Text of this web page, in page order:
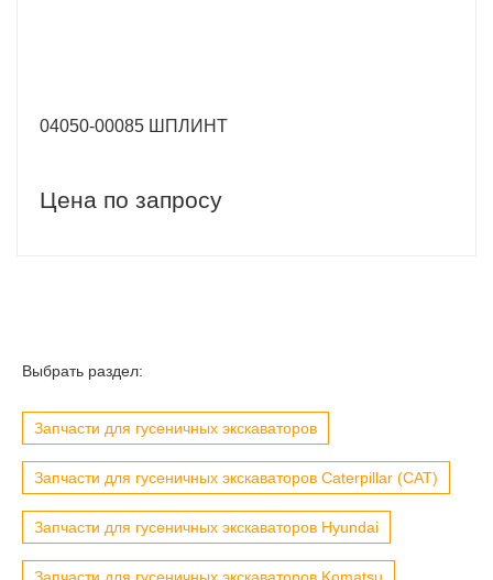
04050-00085 ШПЛИНТ
Цена по запросу
Выбрать раздел:
Запчасти для гусеничных экскаваторов
Запчасти для гусеничных экскаваторов Caterpillar (CAT)
Запчасти для гусеничных экскаваторов Hyundai
Запчасти для гусеничных экскаваторов Komatsu